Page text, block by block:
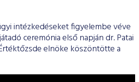
intézkedéseket figyelembe véve
ceremónia első napján dr. Patai
elnöke köszöntötte a